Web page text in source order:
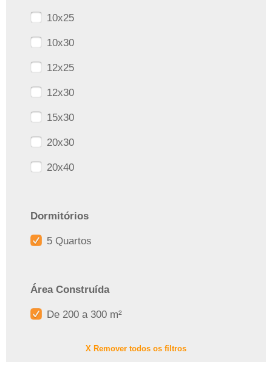
10x25
10x30
12x25
12x30
15x30
20x30
20x40
Dormitórios
5 Quartos
Área Construída
De 200 a 300 m²
X Remover todos os filtros